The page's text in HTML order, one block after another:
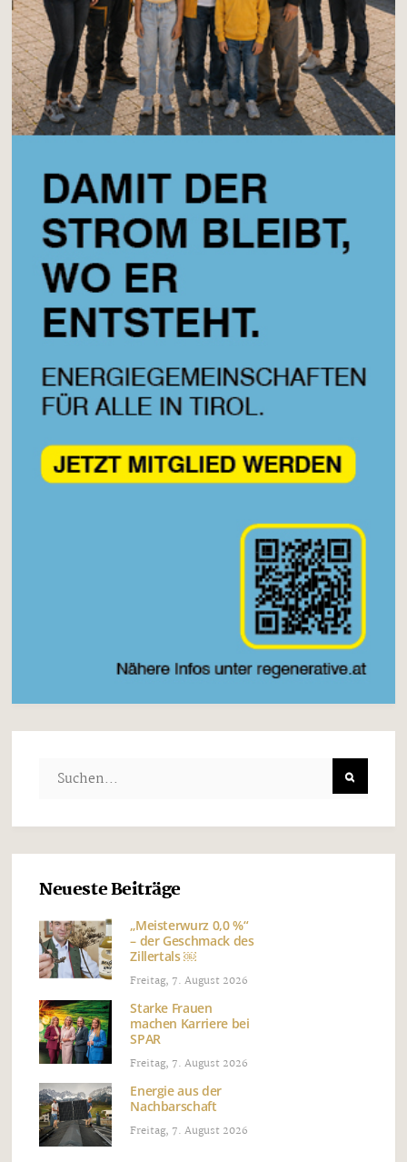
Neueste Beiträge
„Meisterwurz 0,0 %“
– der Geschmack des
Zillertals ￼
Freitag, 7. August 2026
Starke Frauen
machen Karriere bei
SPAR
Freitag, 7. August 2026
Energie aus der
Nachbarschaft
Freitag, 7. August 2026